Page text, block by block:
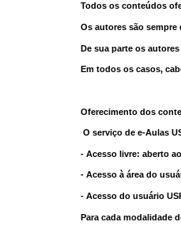
Todos os conteúdos
Os autores são
De sua parte os
Em todos os casos,
Oferecimento dos
O serviço de e-Aulas
- Acesso livre: aberto
- Acesso à área do
- Acesso do usuário
Para cada modalidade